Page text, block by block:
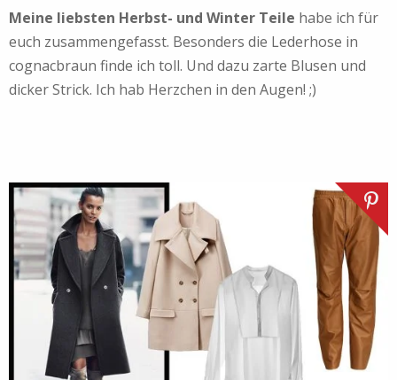
Meine liebsten Herbst- und Winter Teile habe ich für
euch zusammengefasst. Besonders die Lederhose in
cognacbraun finde ich toll. Und dazu zarte Blusen und
dicker Strick. Ich hab Herzchen in den Augen! ;)